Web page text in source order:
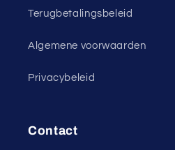
Terugbetalingsbeleid
Algemene voorwaarden
Privacybeleid
Contact